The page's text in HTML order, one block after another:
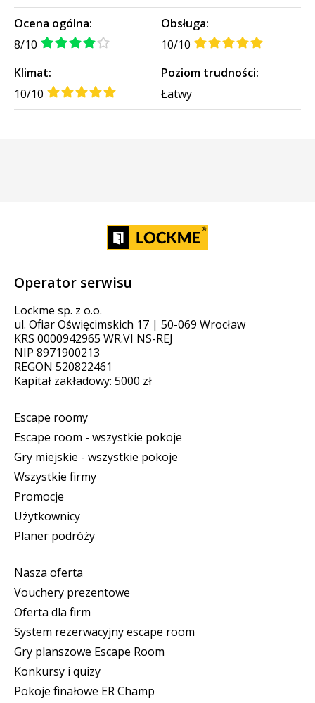
Ocena ogólna:
8/10
Obsługa:
10/10
Klimat:
10/10
Poziom trudności:
Łatwy
Operator serwisu
Lockme sp. z o.o.
ul. Ofiar Oświęcimskich 17 | 50-069 Wrocław
KRS 0000942965 WR.VI NS-REJ
NIP 8971900213
REGON 520822461
Kapitał zakładowy: 5000 zł
Escape roomy
Escape room - wszystkie pokoje
Gry miejskie - wszystkie pokoje
Wszystkie firmy
Promocje
Użytkownicy
Planer podróży
Nasza oferta
Vouchery prezentowe
Oferta dla firm
System rezerwacyjny escape room
Gry planszowe Escape Room
Konkursy i quizy
Pokoje finałowe ER Champ